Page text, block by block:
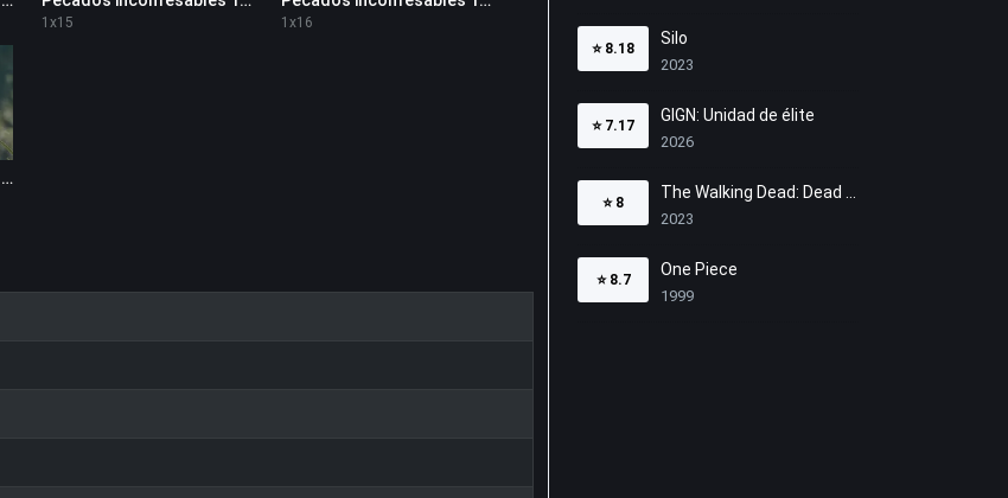
1 x15 1 x16
Pecados inconfesables 1x18
⭐ 8.18
Silo
2023
⭐ 7.17
GIGN: Unidad de élite
2026
⭐ 8
2023
⭐ 8.7
One Piece
1999